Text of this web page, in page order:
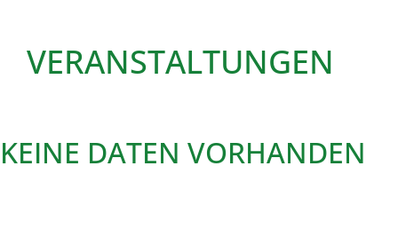
VERANSTALTUNGEN
KEINE DATEN VORHANDEN